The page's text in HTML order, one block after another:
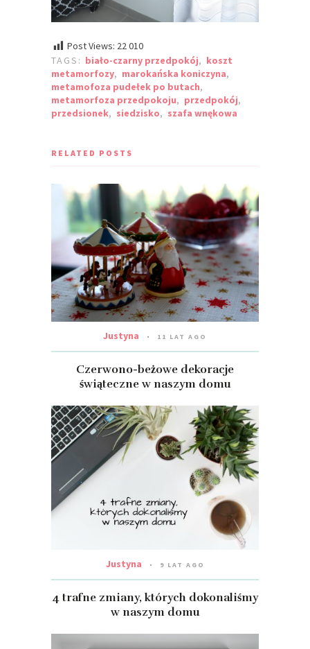
Post Views: 22 010
TAGS: biało-czarny przedpokój, koszt
metamorfozy, marokańska koniczyna,
metamofoza pudełek po butach,
metamorfoza przedpokoju, przedpokój,
przedsionek, siedzisko, szafa wnękowa
RELATED POSTS
Justyna 11 LAT AGO
Czerwono-beżowe dekoracje
świąteczne w naszym domu
Justyna 9 LAT AGO
4 trafne zmiany, których dokonaliśmy
w naszym domu